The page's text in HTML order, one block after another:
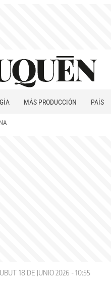
MÁS PRODUCCIÓN PAÍS
18 DE JUNIO 2026 - 10:55